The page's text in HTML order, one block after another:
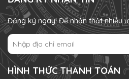
Đăng ký ngay! Để nhận thật nhiều
HÌNH THỨC THANH TOÁN